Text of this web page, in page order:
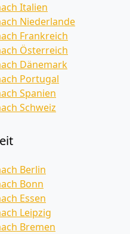
Italien
Niederlande
Frankreich
Österreich
Dänemark
Portugal
Spanien
Schweiz
Berlin
Bonn
Essen
Leipzig
Bremen